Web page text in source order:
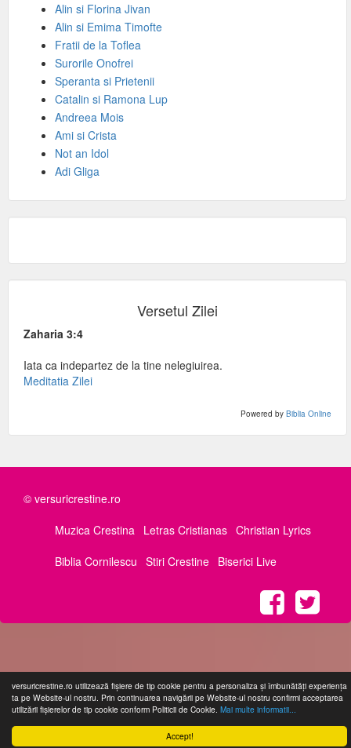
Accept!
versuricrestine.ro utilizează fişiere de tip cookie pentru a personaliza și îmbunătăți experiența
ta pe Website-ul nostru. Prin continuarea navigării pe Website-ul nostru confirmi acceptarea
utilizării fişierelor de tip cookie conform Politicii de Cookie. Mai multe informatii...
Alin si Florina Jivan
Alin si Emima Timofte
Fratii de la Toflea
Surorile Onofrei
Speranta si Prietenii
Catalin si Ramona Lup
Andreea Mois
Ami si Crista
Not an Idol
Adi Gliga
Versetul Zilei
Zaharia 3:4
Iata ca indepartez de la tine nelegiuirea.
Meditatia Zilei
Powered by Biblia Online
© versuricrestine.ro
Muzica Crestina Letras Cristianas Christian Lyrics
Biblia Cornilescu Stiri Crestine Biserici Live